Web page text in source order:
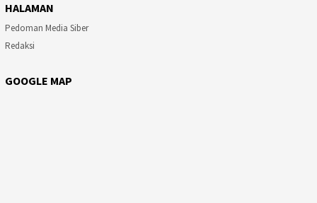
HALAMAN
Pedoman Media Siber
Redaksi
GOOGLE MAP